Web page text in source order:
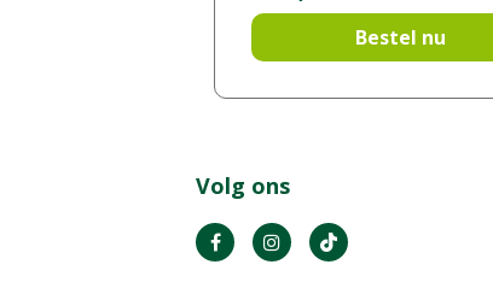
Bestel nu
Volg ons